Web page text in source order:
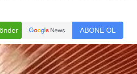
ABONE OL